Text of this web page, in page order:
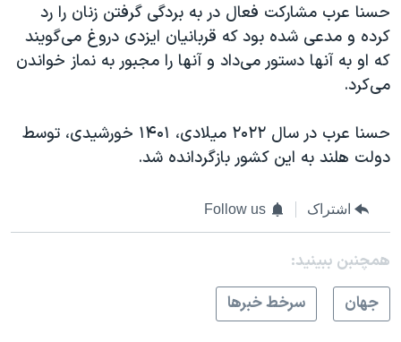
حسنا عرب مشارکت فعال در به بردگی گرفتن زنان را رد
کرده و مدعی شده بود که قربانیان ایزدی دروغ می‌گویند
که او به آنها دستور می‌داد و آنها را مجبور به نماز خواندن
می‌کرد.
حسنا عرب در سال ۲۰۲۲ میلادی، ۱۴۰۱ خورشیدی، توسط
دولت هلند به این کشور بازگردانده شد.
اشتراک Follow us
همچنبن ببینید:
جهان
سرخط خبرها